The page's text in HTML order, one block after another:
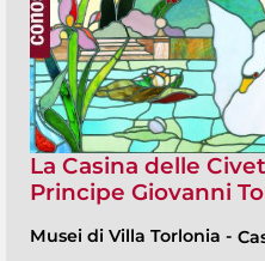
La Casina delle
Principe Giovanni
Musei di Villa Torlonia -